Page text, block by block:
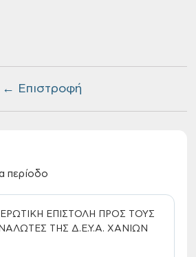
← Επιστροφή
περίοδο
ΕΠΙΣΤΟΛΗ ΠΡΟΣ ΤΟΥΣ
ΤΗΣ Δ.Ε.Υ.Α. ΧΑΝΙΩΝ